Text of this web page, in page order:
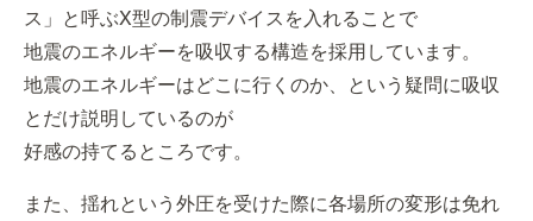
ス」と呼ぶX型の制震デバイスを入れることで
地震のエネルギーを吸収する構造を採用しています。
地震のエネルギーはどこに行くのか、という疑問に吸収
とだけ説明しているのが
好感の持てるところです。
また、揺れという外圧を受けた際に各場所の変形は免れ